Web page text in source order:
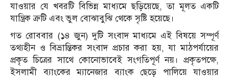
যাওয়ার যে খবরটি বিভিন্ন মাধ্যমে ছড়িয়েছে, তা মূলত একটি
যান্ত্রিক ত্রুটি এবং ভুল বোঝাবুঝি থেকে সৃষ্টি হয়েছে।
গত রোববার (১৪ জুন) দুটি সংবাদ মাধ্যমে এই বিষয়ে সম্পূর্ণ
তথ্যহীন ও বিভ্রান্তিকর সংবাদ প্রচার করা হয়, যা মাঠপর্যায়ের
প্রকৃত চিত্রের সাথে কোনোভাবেই সংগতিপূর্ণ নয়। প্রকৃতপক্ষে,
ইসলামী ব্যাংকের ম্যানেজার ব্যাংক ছেড়ে পালিয়ে যাওয়ার